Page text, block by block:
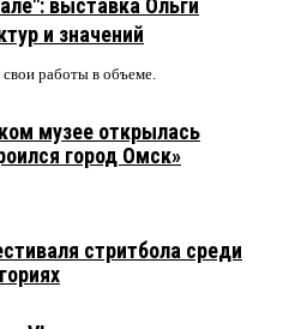
выставка Ольги
и значений
работы в объеме.
музее открылась
город Омск»
стритбола среди